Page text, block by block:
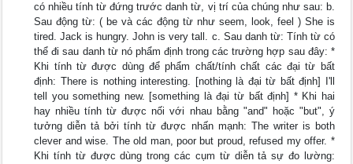
có nhiều tính từ đứng trước danh từ, vị trí của chúng như sau: b.
Sau động từ: ( be và các động từ như seem, look, feel ) She is
tired. Jack is hungry. John is very tall. c. Sau danh từ: Tính từ có
thể đi sau danh từ nó phẩm định trong các trường hợp sau đây: *
Khi tính từ được dùng để phẩm chất/tính chất các đại từ bất
định: There is nothing interesting. [nothing là đại từ bất định] I'll
tell you something new. [something là đại từ bất định] * Khi hai
hay nhiều tính từ được nối với nhau bằng "and" hoặc "but", ý
tưởng diễn tả bởi tính từ được nhấn mạnh: The writer is both
clever and wise. The old man, poor but proud, refused my offer. *
Khi tính từ được dùng trong các cụm từ diễn tả sự đo lường: